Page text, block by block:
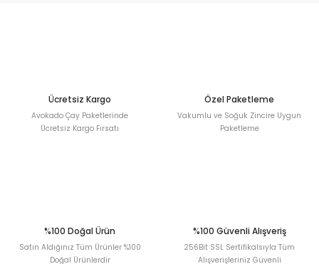
Ücretsiz Kargo
Avokado Çay Paketlerinde
Ücretsiz Kargo Fırsatı
Özel Paketleme
Vakumlu ve Soğuk Zincire Uygun
Paketleme
%100 Doğal Ürün
Satın Aldığınız Tüm Ürünler %100
Doğal Ürünlerdir
%100 Güvenli Alışveriş
256Bit SSL Sertifikalsıyla Tüm
Alışverişleriniz Güvenli